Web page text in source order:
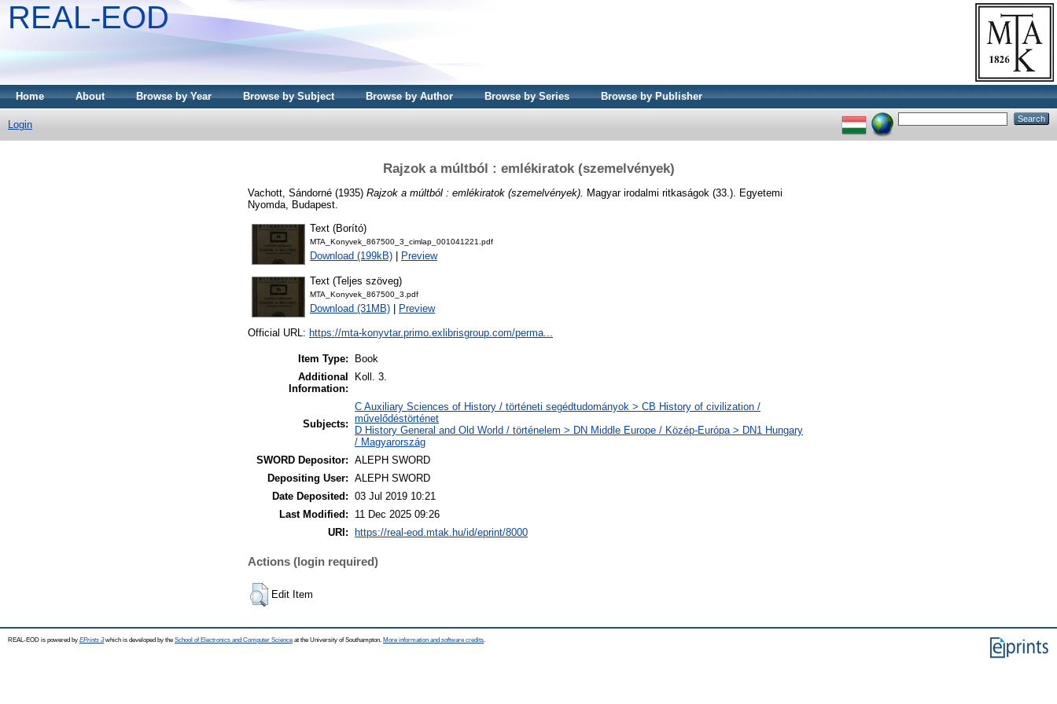
REAL-EOD
Home About Browse by Year Browse by Subject Browse by Author Browse by Series Browse by Publisher
Login
Rajzok a múltból : emlékiratok (szemelvények)
Vachott, Sándorné (1935) Rajzok a múltból : emlékiratok (szemelvények). Magyar irodalmi ritkaságok (33.). Egyetemi
Nyomda, Budapest.
Text (Borító)
MTA_Konyvek_867500_3_cimlap_001041221.pdf
Download (199kB) Preview
Text (Teljes szöveg)
MTA_Konyvek_867500_3.pdf
Download (31MB) Preview
Official URL: https://mta-konyvtar.primo.exlibrisgroup.com/perma...
Item Type:
Book
Additional
Information:
Koll. 3.
Subjects:
C Auxiliary Sciences of History / történeti segédtudományok > CB History of civilization /
művelődéstörténet
D History General and Old World / történelem > DN Middle Europe / Közép-Európa > DN1 Hungary
/ Magyarország
SWORD Depositor: ALEPH SWORD
Depositing User: ALEPH SWORD
Date Deposited: 03 Jul 2019 10:21
Last Modified:
11 Dec 2025 09:26
URI:
https://real-eod.mtak.hu/id/eprint/8000
Actions (login required)
Edit Item
REAL-EOD is powered by EPrints 3which is developed by the School of Electronics and Computer Science at the University of Southampton. More information and software credits